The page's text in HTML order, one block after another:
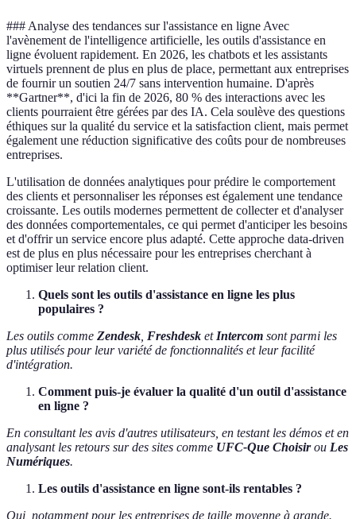
### Analyse des tendances sur l'assistance en ligne Avec
l'avènement de l'intelligence artificielle, les outils d'assistance en
ligne évoluent rapidement. En 2026, les chatbots et les assistants
virtuels prennent de plus en plus de place, permettant aux entreprises
de fournir un soutien 24/7 sans intervention humaine. D'après
**Gartner**, d'ici la fin de 2026, 80 % des interactions avec les
clients pourraient être gérées par des IA. Cela soulève des questions
éthiques sur la qualité du service et la satisfaction client, mais permet
également une réduction significative des coûts pour de nombreuses
entreprises.
L'utilisation de données analytiques pour prédire le comportement
des clients et personnaliser les réponses est également une tendance
croissante. Les outils modernes permettent de collecter et d'analyser
des données comportementales, ce qui permet d'anticiper les besoins
et d'offrir un service encore plus adapté. Cette approche data-driven
est de plus en plus nécessaire pour les entreprises cherchant à
optimiser leur relation client.
Quels sont les outils d'assistance en ligne les plus
populaires ?
Les outils comme Zendesk Freshdesk et Intercom sont parmi les
plus utilisés pour leur variété de fonctionnalités et leur facilité
d'intégration.
Comment puis-je évaluer la qualité d'un outil d'assistance
en ligne ?
En consultant les avis d'autres utilisateurs, en testant les démos et en
analysant les retours sur des sites comme UFC-Que Choisirou Les
Numériques.
Les outils d'assistance en ligne sont-ils rentables ?
Oui, notamment pour les entreprises de taille moyenne à grande.